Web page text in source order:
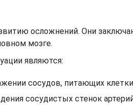
осложнений. Они
мозге.
являются:
сосудов, питающих
сосудистых стенок